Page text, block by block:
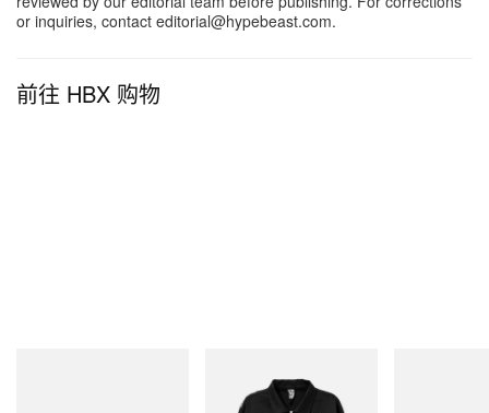
or inquiries, contact editorial@hypebeast.com.
前往 HBX 购物
Billionaire Boys Club X Initial
D Cotton Jacket